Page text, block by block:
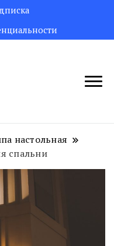
идеями
настольная
спальни